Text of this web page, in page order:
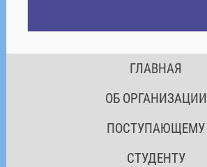
ГЛАВНАЯ
ОБ ОРГАНИЗАЦИИ
ПОСТУПАЮЩЕМУ
СТУДЕНТУ